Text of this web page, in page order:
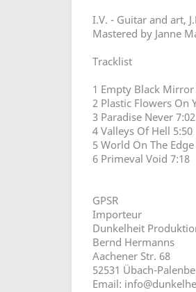
I.V. - Guitar and art,
Mastered by Janne
Tracklist
1 Empty Black Mirror
2 Plastic Flowers On
3 Paradise Never 7:02
4 Valleys Of Hell 5:50
5 World On The
6 Primeval Void 7:18
GPSR
Importeur
Dunkelheit
Bernd Hermanns
Aachener Str. 68
52531 Übach-
Email: